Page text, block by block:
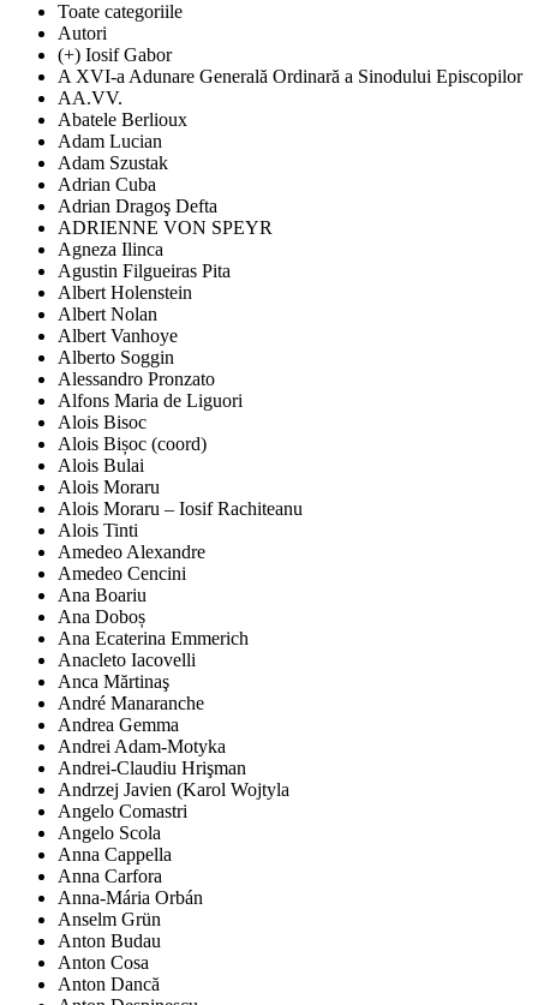
Toate categoriile
Autori
(+) Iosif Gabor
A XVI-a Adunare Generală Ordinară a Sinodului Episcopilor
AA.VV.
Abatele Berlioux
Adam Lucian
Adam Szustak
Adrian Cuba
Adrian Dragoş Defta
ADRIENNE VON SPEYR
Agneza Ilinca
Agustin Filgueiras Pita
Albert Holenstein
Albert Nolan
Albert Vanhoye
Alberto Soggin
Alessandro Pronzato
Alfons Maria de Liguori
Alois Bisoc
Alois Bișoc (coord)
Alois Bulai
Alois Moraru
Alois Moraru – Iosif Rachiteanu
Alois Tinti
Amedeo Alexandre
Amedeo Cencini
Ana Boariu
Ana Doboș
Ana Ecaterina Emmerich
Anacleto Iacovelli
Anca Mărtinaş
André Manaranche
Andrea Gemma
Andrei Adam-Motyka
Andrei-Claudiu Hrişman
Andrzej Javien (Karol Wojtyla
Angelo Comastri
Angelo Scola
Anna Cappella
Anna Carfora
Anna-Mária Orbán
Anselm Grün
Anton Budau
Anton Cosa
Anton Dancă